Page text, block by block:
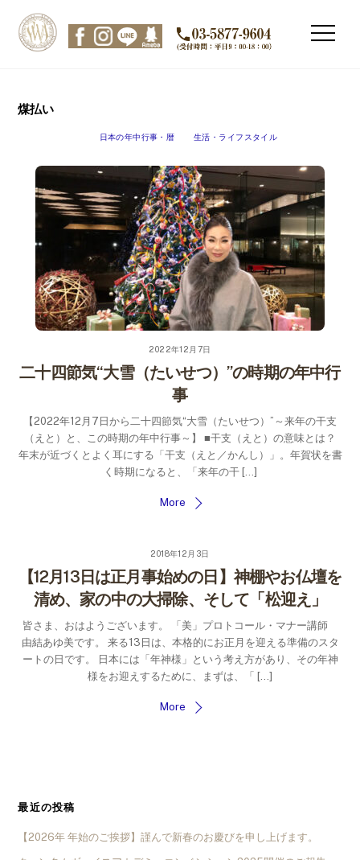
content
Menu
煤払い
日本の年中行事・暦 生活・ライフスタイル
2022年12月7日
二十四節気“大雪（たいせつ）”の時期の年中行
事
【2022年12月7日から二十四節気“大雪（たいせつ）”～来年の干支
（えと）と、この時期の年中行事～】 ■干支（えと）の意味とは？
年末が近づくとよく耳にする「干支（えと／かんし）」。年賀状を書
く時期になると、「来年の干 […]
More
2018年12月3日
【12月13日は正月事始めの日】神棚やお仏壇を
清め、家の中の大掃除、そして「松迎え」
皆さま、おはようございます。 「美」プロトコール・マナー講師
由結あゆ美です。 来る13日は、本格的にお正月を迎える準備のスタ
ートの日です。 日本には「年神様」という考え方があり、その年神
様をお迎えするために、まずは、「 […]
More
最近の投稿
【2026年 年始のご挨拶】謹んで新春のお慶びを申し上げます。